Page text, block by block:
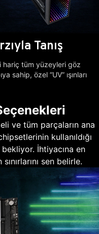
Tanış
hariç tüm yüzeyleri göz
sahip, özel “UV” ışınları
ve tüm parçaların ana
kullanıldığı
İhtiyacına en
sen belirle.